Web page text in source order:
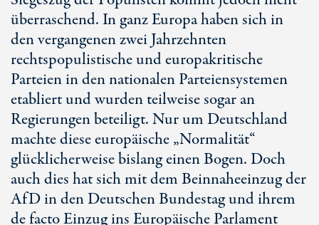
überraschend. In ganz Europa haben sich in
den vergangenen zwei Jahrzehnten
rechtspopulistische und europakritische
Parteien in den nationalen Parteiensystemen
etabliert und wurden teilweise sogar an
Regierungen beteiligt. Nur um Deutschland
machte diese europäische „Normalität“
glücklicherweise bislang einen Bogen. Doch
auch dies hat sich mit dem Beinnaheeinzug der
AfD in den Deutschen Bundestag und ihrem
de facto Einzug ins Europäische Parlament